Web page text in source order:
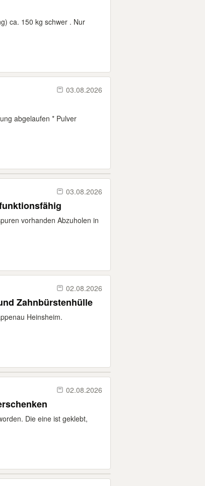
ca. 150 kg schwer . Nur
03.08.2026
abgelaufen * Pulver
03.08.2026
vorhanden Abzuholen in
02.08.2026
Zahnbürstenhülle
Heinsheim.
02.08.2026
Die eine ist geklebt,